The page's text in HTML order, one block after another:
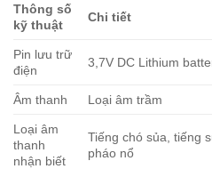
Thông số
kỹ thuật
Chi tiết
Pin lưu trữ
điện
3,7V DC Lithium
Âm thanh Loại âm trầm
Loại âm
thanh
nhận biết
Tiếng chó sủa, tiếng
pháo nổ